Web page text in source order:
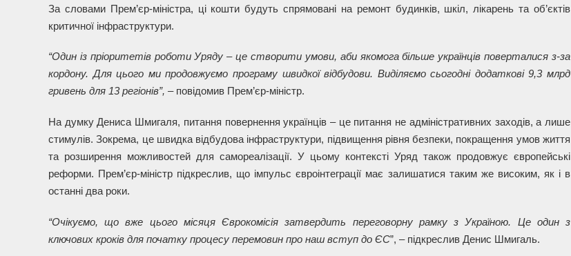
За словами Прем’єр-міністра, ці кошти будуть спрямовані на ремонт будинків, шкіл, лікарень та об’єктів
критичної інфраструктури.
“Один із пріоритетів роботи Уряду – це створити умови, аби якомога більше українців поверталися з-за
кордону. Для цього ми продовжуємо програму швидкої відбудови. Виділяємо сьогодні додаткові 9,3 млрд
гривень для 13 регіонів”, – повідомив Прем’єр-міністр.
На думку Дениса Шмигаля, питання повернення українців – це питання не адміністративних заходів, а лише
стимулів. Зокрема, це швидка відбудова інфраструктури, підвищення рівня безпеки, покращення умов життя
та розширення можливостей для самореалізації. У цьому контексті Уряд також продовжує європейські
реформи. Прем’єр-міністр підкреслив, що імпульс євроінтеграції має залишатися таким же високим, як і в
останні два роки.
“Очікуємо, що вже цього місяця Єврокомісія затвердить переговорну рамку з Україною. Це один з
ключових кроків для початку процесу перемовин про наш вступ до ЄС”, – підкреслив Денис Шмигаль.